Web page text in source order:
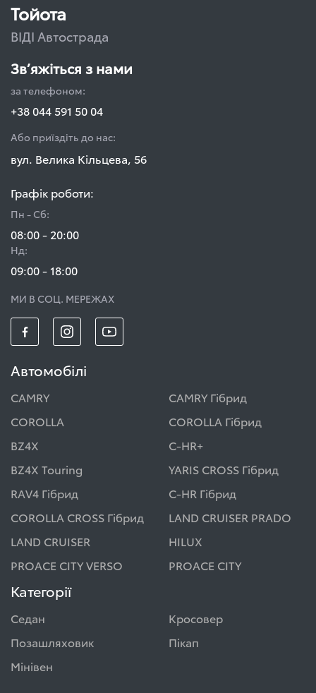
Тойота
ВІДІ Автострада
Зв’яжіться з нами
за телефоном:
+38 044 591 50 04
Або приїздіть до нас:
вул. Велика Кільцева, 56
Графік роботи:
Пн - Сб:
08:00 - 20:00
Нд:
09:00 - 18:00
МИ В СОЦ. МЕРЕЖАХ
Автомобілі
CAMRY
CAMRY Гібрид
COROLLA
COROLLA Гібрид
BZ4X
C-HR+
BZ4X Touring
YARIS CROSS Гібрид
RAV4 Гібрид
C-HR Гібрид
COROLLA CROSS Гібрид
LAND CRUISER PRADO
LAND CRUISER
HILUX
PROACE CITY VERSO
PROACE CITY
Категорії
Седан
Кросовер
Позашляховик
Пікап
Мінівен